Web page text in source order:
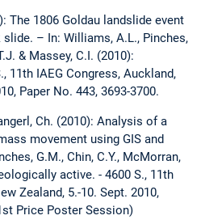
The 1806 Goldau landslide event
– In: Williams, A.L., Pinches,
& Massey, C.I. (2010):
11th IAEG Congress, Auckland,
Paper No. 443, 3693-3700.
Ch. (2010): Analysis of a
movement using GIS and
G.M., Chin, C.Y., McMorran,
active. - 4600 S., 11th
Zealand, 5.-10. Sept. 2010,
Price Poster Session)